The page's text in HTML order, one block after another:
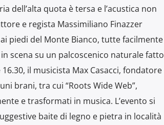
dell’alta quota è tersa e l’acustica non
e regista Massimiliano Finazzer
piedi del Monte Bianco, tutte facilmente
scena su un palcoscenico naturale fatto
il musicista Max Casacci, fondatore
brani, tra cui “Roots Wide Web”,
e trasformati in musica. L’evento si
baite di legno e pietra in località